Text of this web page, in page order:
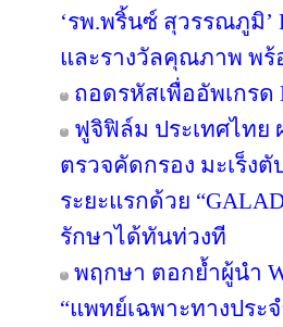
‘รพ.พริ้นซ์ สุวรรณภูมิ’
และรางวัลคุณภาพ พ
ถอดรหัสเพื่ออัพเกร
ฟูจิฟิล์ม ประเทศไทย
ตรวจคัดกรอง มะเร็ง
ระยะแรกด้วย
รักษาได้ทันท่วงที
พฤกษา ตอกย้ำผู้นำ
“แพทย์เฉพาะทางปร